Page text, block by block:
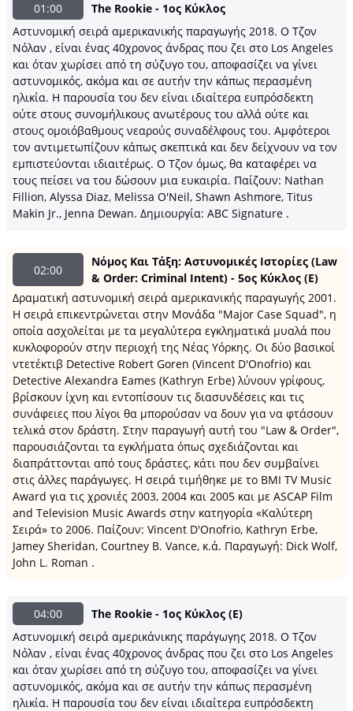
01:00
The Rookie - 1ος Κύκλος
Αστυνομική σειρά αμερικανικής παραγωγής 2018. Ο Τζον
Νόλαν , είναι ένας 40χρονος άνδρας που ζει στο Los Angeles
και όταν χωρίσει από τη σύζυγο του, αποφασίζει να γίνει
αστυνομικός, ακόμα και σε αυτήν την κάπως περασμένη
ηλικία. Η παρουσία του δεν είναι ιδιαίτερα ευπρόσδεκτη
ούτε στους συνομήλικους ανωτέρους του αλλά ούτε και
στους ομοιόβαθμους νεαρούς συναδέλφους του. Αμφότεροι
τον αντιμετωπίζουν κάπως σκεπτικά και δεν δείχνουν να τον
εμπιστεύονται ιδιαιτέρως. Ο Τζον όμως, θα καταφέρει να
τους πείσει να του δώσουν μια ευκαιρία. Παίζουν: Nathan
Fillion, Alyssa Diaz, Melissa O'Neil, Shawn Ashmore, Titus
Makin Jr., Jenna Dewan. Δημιουργία: ABC Signature .
02:00
Νόμος Και Τάξη: Αστυνομικές Ιστορίες (Law
& Order: Criminal Intent) - 5ος Κύκλος (Ε)
Δραματική αστυνομική σειρά αμερικανικής παραγωγής 2001.
H σειρά επικεντρώνεται στην Μονάδα "Major Case Squad", η
οποία ασχολείται με τα μεγαλύτερα εγκληματικά μυαλά που
κυκλοφορούν στην περιοχή της Νέας Υόρκης. Οι δύο βασικοί
ντετέκτιβ Detective Robert Goren (Vincent D'Onofrio) και
Detective Alexandra Eames (Kathryn Erbe) λύνουν γρίφους,
βρίσκουν ίχνη και εντοπίσουν τις διασυνδέσεις και τις
συνάφειες που λίγοι θα μπορούσαν να δουν για να φτάσουν
τελικά στον δράστη. Στην παραγωγή αυτή του "Law & Order",
παρουσιάζονται τα εγκλήματα όπως σχεδιάζονται και
διαπράττονται από τους δράστες, κάτι που δεν συμβαίνει
στις άλλες παράγωγες. Η σειρά τιμήθηκε με το ΒΜΙ TV Music
Award για τις χρονιές 2003, 2004 και 2005 και με ASCAP Film
and Television Music Awards στην κατηγορία «Καλύτερη
Σειρά» το 2006. Παίζουν: Vincent D'Onofrio, Kathryn Erbe,
Jamey Sheridan, Courtney B. Vance, κ.ά. Παραγωγή: Dick Wolf,
John L. Roman .
04:00
The Rookie - 1ος Κύκλος (Ε)
Αστυνομική σειρά αμερικάνικης παράγωγης 2018. Ο Τζον
Νόλαν , είναι ένας 40χρονος άνδρας που ζει στο Los Angeles
και όταν χωρίσει από τη σύζυγο του, αποφασίζει να γίνει
αστυνομικός, ακόμα και σε αυτήν την κάπως περασμένη
ηλικία. Η παρουσία του δεν είναι ιδιαίτερα ευπρόσδεκτη